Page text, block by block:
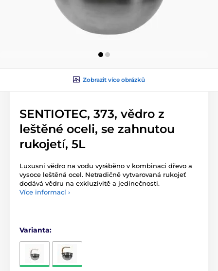
Zobrazit více obrázků
SENTIOTEC, 373, vědro z
leštěné oceli, se zahnutou
rukojetí, 5L
Luxusní vědro na vodu vyráběno v kombinaci dřevo a
vysoce leštěná ocel. Netradičně vytvarovaná rukojeť
dodává vědru na exkluzivitě a jedinečnosti.
Více informací ›
Varianta: